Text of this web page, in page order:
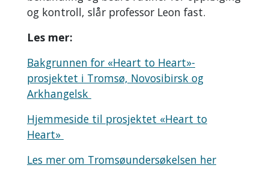
og kontroll, slår professor Leon fast.
Les mer:
Bakgrunnen for «Heart to Heart»-
prosjektet i Tromsø, Novosibirsk og
Arkhangelsk
Hjemmeside til prosjektet «Heart to
Heart»
Les mer om Tromsøundersøkelsen her